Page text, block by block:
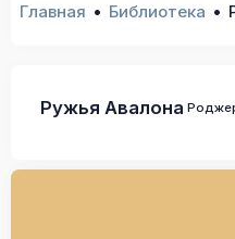
Главная Библиотека
Ружья Авалона